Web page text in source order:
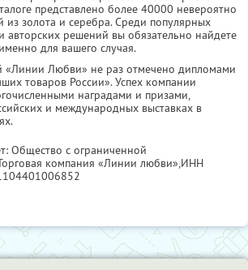
представлено более 40000 невероятно
из золота и серебра. Среди популярных
авторских решений вы обязательно найдете
для вашего случая.
«Линии Любви» не раз отмечено дипломами
товаров России». Успех компании
наградами и призами,
и международных выставках в
Общество с ограниченной
компания «Линии любви»,ИНН